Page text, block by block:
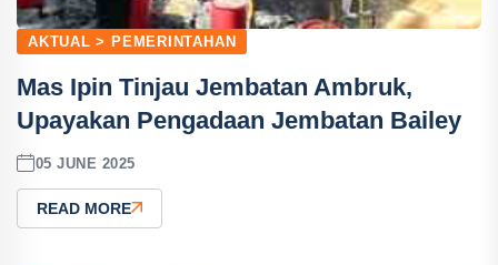
AKTUAL > PEMERINTAHAN
Mas Ipin Tinjau Jembatan Ambruk,
Upayakan Pengadaan Jembatan Bailey
05 JUNE 2025
READ MORE